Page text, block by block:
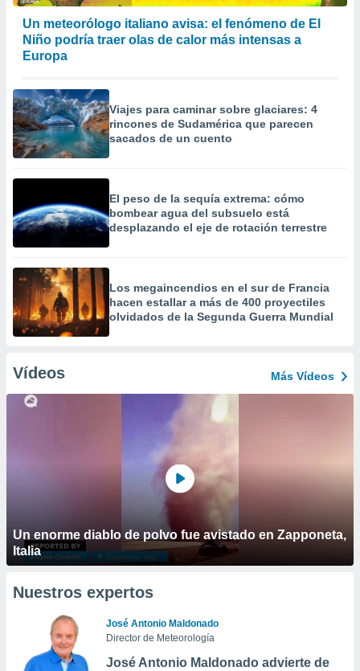
Un meteorólogo italiano avisa: el fenómeno de El
Niño podría traer olas de calor más intensas a
Europa
Viajes para caminar sobre glaciares: 4
rincones de Sudamérica que parecen
sacados de un cuento
El peso de la sequía extrema: cómo
bombear agua del subsuelo está
desplazando el eje de rotación terrestre
Los megaincendios en el sur de Francia
hacen estallar a más de 400 proyectiles
olvidados de la Segunda Guerra Mundial
Vídeos Más Vídeos
Un enorme diablo de polvo fue avistado en Zapponeta,
Italia
Nuestros expertos
José Antonio Maldonado
Director de Meteorología
José Antonio Maldonado advierte de